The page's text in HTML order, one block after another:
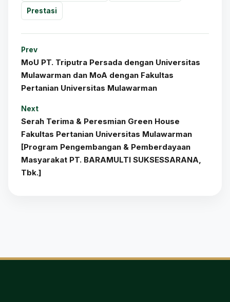
Prestasi
Prev
MoU PT. Triputra Persada dengan Universitas
Mulawarman dan MoA dengan Fakultas
Pertanian Universitas Mulawarman
Next
Serah Terima & Peresmian Green House
Fakultas Pertanian Universitas Mulawarman
[Program Pengembangan & Pemberdayaan
Masyarakat PT. BARAMULTI SUKSESSARANA,
Tbk.]